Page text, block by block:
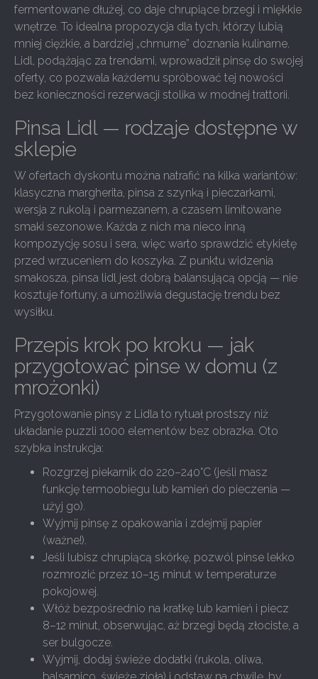
fermentowane dłużej, co daje chrupiące brzegi i miękkie
wnętrze. To idealna propozycja dla tych, którzy lubią
mniej ciężkie, a bardziej „chmurne” doznania kulinarne.
Lidl, podążając za trendami, wprowadził pinsę do swojej
oferty, co pozwala każdemu spróbować tej nowości
bez konieczności rezerwacji stolika w modnej trattorii.
Pinsa Lidl — rodzaje dostępne w
sklepie
W ofertach dyskontu można natrafić na kilka wariantów:
klasyczna margherita, pinsa z szynką i pieczarkami,
wersja z rukolą i parmezanem, a czasem limitowane
smaki sezonowe. Każda z nich ma nieco inną
kompozycję sosu i sera, więc warto sprawdzić etykietę
przed wrzuceniem do koszyka. Z punktu widzenia
smakosza, pinsa lidl jest dobrą balansującą opcją — nie
kosztuje fortuny, a umożliwia degustację trendu bez
wysiłku.
Przepis krok po kroku — jak
przygotować pinse w domu (z
mrożonki)
Przygotowanie pinsy z Lidla to rytuał prostszy niż
układanie puzzli 1000 elementów bez obrazka. Oto
szybka instrukcja:
Rozgrzej piekarnik do 220–240°C (jeśli masz
funkcję termoobiegu lub kamień do pieczenia —
użyj go).
Wyjmij pinsę z opakowania i zdejmij papier
(ważne!).
Jeśli lubisz chrupiącą skórkę, pozwól pinse lekko
rozmrozić przez 10–15 minut w temperaturze
pokojowej.
Włóż bezpośrednio na kratkę lub kamień i piecz
8–12 minut, obserwując, aż brzegi będą złociste, a
ser bulgocze.
Wyjmij, dodaj świeże dodatki (rukola, oliwa,